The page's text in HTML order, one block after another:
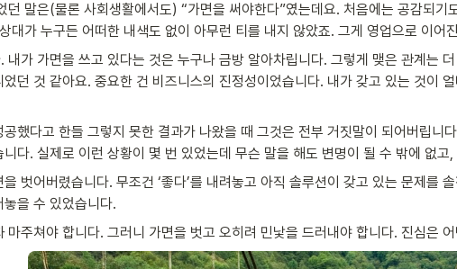
던 말은(물론 사회생활에서도) “가면을 써야한다”였는데요. 처음에는 공감되
대가 누구든 어떠한 내색도 없이 아무런 티를 내지 않았죠. 그게 영업으로 이어
내가 가면을 쓰고 있다는 것은 누구나 금방 알아차립니다. 그렇게 맺은 관계는
던 것 같아요. 중요한 건 비즈니스의 진정성이었습니다. 내가 갖고 있는 것이
했다고 한들 그렇지 못한 결과가 나왔을 때 그것은 전부 거짓말이 되어버립니
다. 실제로 이런 상황이 몇 번 있었는데 무슨 말을 해도 변명이 될 수 밖에 없
벗어버렸습니다. 무조건 ‘좋다’를 내려놓고 아직 솔루션이 갖고 있는 문제를
을 수 있었습니다.
마주쳐야 합니다. 그러니 가면을 벗고 오히려 민낯을 드러내야 합니다. 진심은